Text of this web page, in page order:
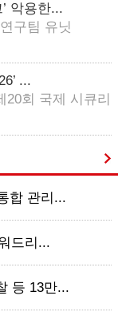
악용한...
구팀 유닛
...
20회 국제 시큐리
합 관리...
드리...
등 13만...